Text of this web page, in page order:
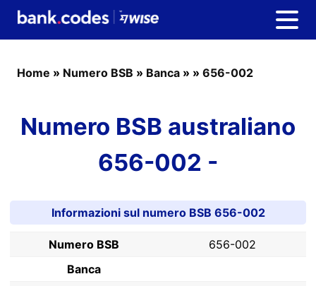
Home » Numero BSB » Banca » » 656-002
Numero BSB australiano
656-002 -
Informazioni sul numero BSB 656-002
Numero BSB
656-002
Banca